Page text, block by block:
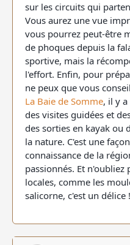
sur les circuits qui
Vous aurez une vue
vous pourrez peut-être
de phoques depuis la
sportive, mais la
l'effort. Enfin, pour
ne peux que vous
La Baie de Somme, il y
des visites guidées et
des sorties en kayak ou
la nature. C'est une
connaissance de la
passionnés. Et n'oubliez
locales, comme les
salicorne, c'est un délice !